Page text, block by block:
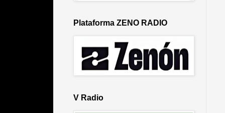
Plataforma ZENO RADIO
V Radio